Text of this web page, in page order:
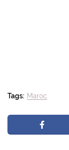
Tags: Maroc